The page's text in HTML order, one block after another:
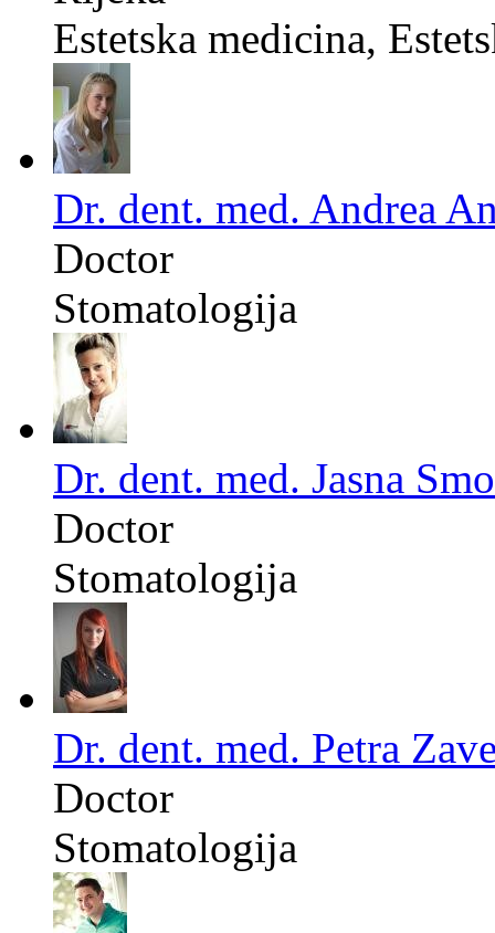
Estetska medicina,
Dr. dent. med. Andrea
Doctor
Stomatologija
Dr. dent. med. Jasna
Doctor
Stomatologija
Dr. dent. med. Petra
Doctor
Stomatologija